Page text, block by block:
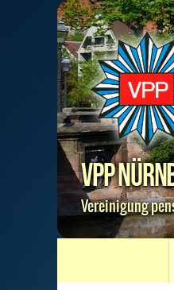
VPP
Vereinigung